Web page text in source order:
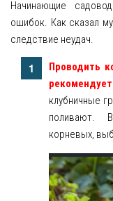
Начинающие
ошибок. Как сказал
следствие неудач.
Проводить
клубничные
поливают.
корневых,